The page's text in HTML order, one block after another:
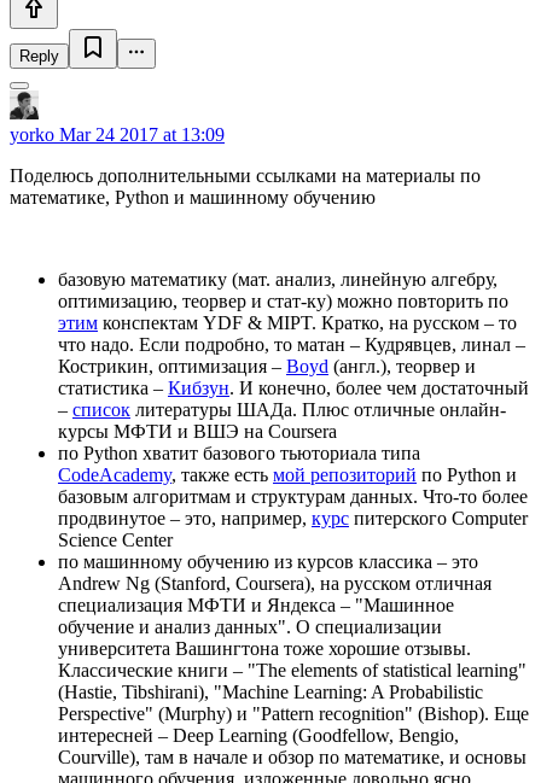
Reply
yorko Mar 24 2017 at 13:09
Поделюсь дополнительными ссылками на материалы по
математике, Python и машинному обучению
базовую математику (мат. анализ, линейную алгебру,
оптимизацию, теорвер и стат-ку) можно повторить по
этим конспектам YDF & MIPT. Кратко, на русском – то
что надо. Если подробно, то матан – Кудрявцев, линал –
Кострикин, оптимизация – Boyd (англ.), теорвер и
статистика – Кибзун. И конечно, более чем достаточный
– список литературы ШАДа. Плюс отличные онлайн-
курсы МФТИ и ВШЭ на Coursera
по Python хватит базового тьюториала типа
CodeAcademy, также есть мой репозиторий по Python и
базовым алгоритмам и структурам данных. Что-то более
продвинутое – это, например, курс питерского Computer
Science Center
по машинному обучению из курсов классика – это
Andrew Ng (Stanford, Coursera), на русском отличная
специализация МФТИ и Яндекса – "Машинное
обучение и анализ данных". O специализации
университета Вашингтона тоже хорошие отзывы.
Классические книги – "The elements of statistical learning"
(Hastie, Tibshirani), "Machine Learning: A Probabilistic
Perspective" (Murphy) и "Pattern recognition" (Bishop). Еще
интересней – Deep Learning (Goodfellow, Bengio,
Courville), там в начале и обзор по математике, и основы
машинного обучения, изложенные довольно ясно.